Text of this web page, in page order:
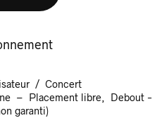
Concert
Placement libre
Debout -
garanti)